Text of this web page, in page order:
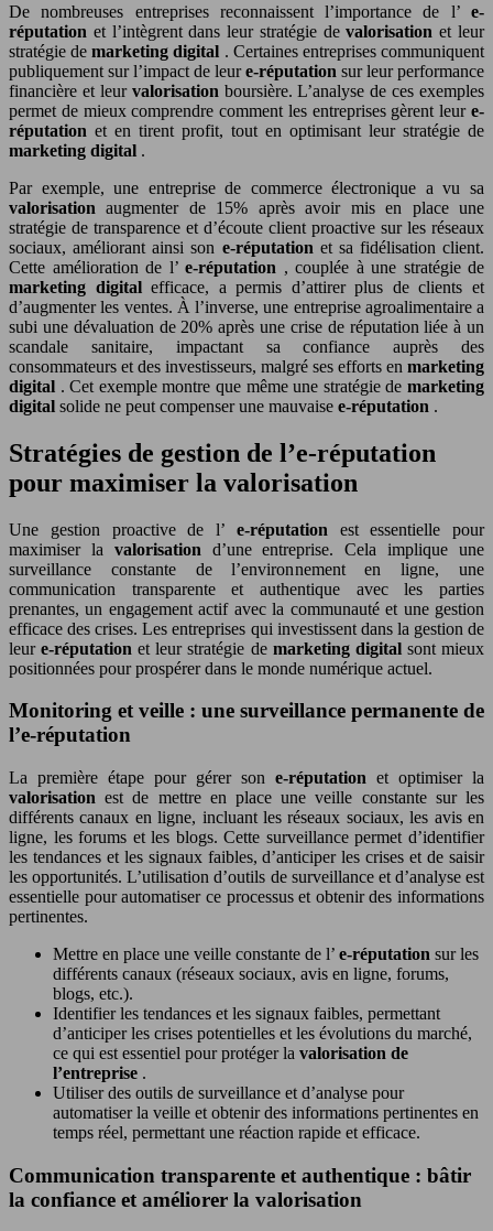
De nombreuses entreprises reconnaissent l’importance de l’ e-
réputation et l’intègrent dans leur stratégie devalorisationet leur
stratégie demarketing digital . Certaines entreprises communiquent
publiquement sur l’impact de leure-réputation sur leur performance
financière et leur valorisation boursière. L’analyse de ces exemples
permet de mieux comprendre comment les entreprises gèrent leur e-
réputation et en tirent profit, tout en optimisant leur stratégie de
marketing digital .
Par exemple, une entreprise de commerce électronique a vu sa
valorisationaugmenter de 15% après avoir mis en place une
stratégie de transparence et d’écoute client proactive sur les réseaux
sociaux, améliorant ainsi son e-réputation et sa fidélisation client.
Cette amélioration de l’ e-réputation , couplée à une stratégie de
marketing digitalefficace, a permis d’attirer plus de clients et
d’augmenter les ventes. À l’inverse, une entreprise agroalimentaire a
subi une dévaluation de 20% après une crise de réputation liée à un
scandale sanitaire, impactant sa confiance auprès des
consommateurs et des investisseurs, malgré ses efforts en marketing
digital . Cet exemple montre que même une stratégie demarketing
digital solide ne peut compenser une mauvaise e-réputation .
Stratégies de gestion de l’e-réputation
pour maximiser la valorisation
Une gestion proactive de l’ e-réputation est essentielle pour
maximiser la valorisation d’une entreprise. Cela implique une
surveillance constante de l’environnement en ligne, une
communication transparente et authentique avec les parties
prenantes, un engagement actif avec la communauté et une gestion
efficace des crises. Les entreprises qui investissent dans la gestion de
leure-réputationet leur stratégie de marketing digital sont mieux
positionnées pour prospérer dans le monde numérique actuel.
Monitoring et veille : une surveillance permanente de
l’e-réputation
La première étape pour gérer son e-réputation et optimiser la
valorisationest de mettre en place une veille constante sur les
différents canaux en ligne, incluant les réseaux sociaux, les avis en
ligne, les forums et les blogs. Cette surveillance permet d’identifier
les tendances et les signaux faibles, d’anticiper les crises et de saisir
les opportunités. L’utilisation d’outils de surveillance et d’analyse est
essentielle pour automatiser ce processus et obtenir des informations
pertinentes.
Mettre en place une veille constante de l’ e-réputation sur les
différents canaux (réseaux sociaux, avis en ligne, forums,
blogs, etc.).
Identifier les tendances et les signaux faibles, permettant
d’anticiper les crises potentielles et les évolutions du marché,
ce qui est essentiel pour protéger la valorisation de
l’entreprise .
Utiliser des outils de surveillance et d’analyse pour
automatiser la veille et obtenir des informations pertinentes en
temps réel, permettant une réaction rapide et efficace.
Communication transparente et authentique : bâtir
la confiance et améliorer la valorisation